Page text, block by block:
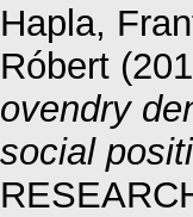
Hapla,
Róbert
ovendry
social